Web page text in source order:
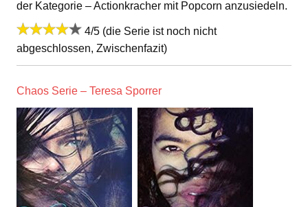
der Kategorie – Actionkracher mit Popcorn anzusiedeln.
4/5 (die Serie ist noch nicht
abgeschlossen, Zwischenfazit)
Chaos Serie – Teresa Sporrer